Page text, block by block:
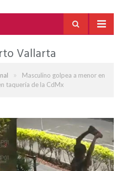
Vallarta
»
Masculino golpea a menor en
taquería de la CdMx